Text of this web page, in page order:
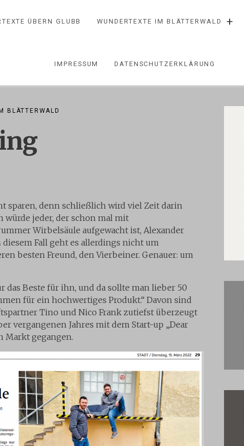
ÜBERN GLUBB WUNDERTEXTE IM BLÄTTERWALD +
IMPRESSUM DATENSCHUTZERKLÄRUNG
BLÄTTERWALD
sparen, denn schließlich wird viel Zeit darin
würde jeder, der schon mal mit
Wirbelsäule aufgewacht ist, Alexander
Fall geht es allerdings nicht um
besten Freund, den Vierbeiner. Genauer: um
das Beste für ihn, und da sollte man lieber 50
für ein hochwertiges Produkt.“ Davon sind
Tino und Nico Frank zutiefst überzeugt
vergangenen Jahres mit dem Start-up „Dear
Markt gegangen.